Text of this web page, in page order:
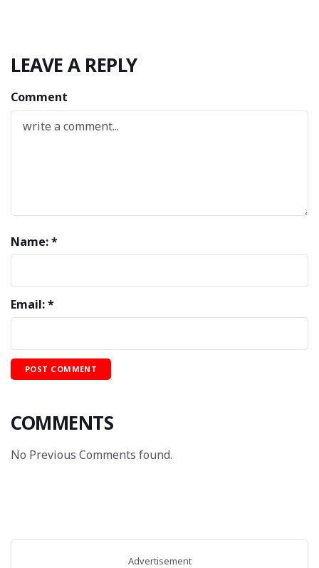
LEAVE A REPLY
Comment
Name: *
Email: *
COMMENTS
No Previous Comments found.
Advertisement